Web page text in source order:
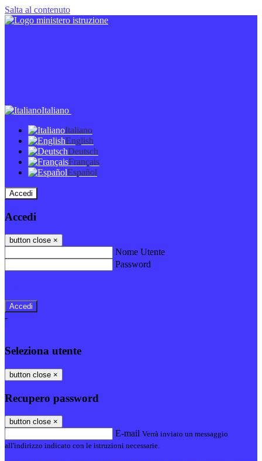
Salta al contenuto
Italiano
Italiano
English
Deutsch
Français
Español
Accedi
Accedi
button close ×
Nome Utente
Password
-
Seleziona utente
button close ×
Recupero password
button close ×
E-mail Verrà inviato un messaggio
all'indirizzo indicato con le istruzioni necessarie.